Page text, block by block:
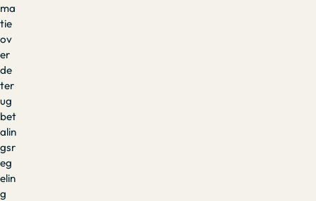
ma
tie
ov
er
de
ter
ug
bet
alin
gsr
eg
elin
g